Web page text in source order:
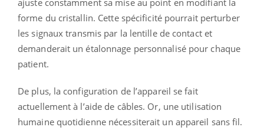
forme du cristallin. Cette spécificité pourrait perturber
les signaux transmis par la lentille de contact et
demanderait un étalonnage personnalisé pour chaque
patient.
De plus, la configuration de l’appareil se fait
actuellement à l’aide de câbles. Or, une utilisation
humaine quotidienne nécessiterait un appareil sans fil.